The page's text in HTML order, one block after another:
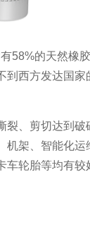
58%的天然橡
到西方发达国家
裂、剪切达到破
机架、智能化运
车轮胎等均有较